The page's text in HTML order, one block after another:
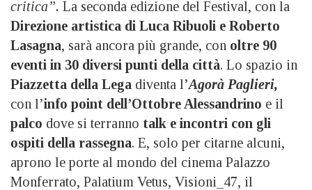
critica”. La seconda edizione del Festival, con la
Direzione artistica di Luca Ribuoli e Roberto
Lasagna, sarà ancora più grande, con oltre 90
eventi in 30 diversi punti della città. Lo spazio in
Piazzetta della Lega diventa l’Agorà Paglieri,
con l’info point dell’Ottobre Alessandrino e il
palco dove si terranno talk e incontri con gli
ospiti della rassegna. E, solo per citarne alcuni,
aprono le porte al mondo del cinema Palazzo
Monferrato, Palatium Vetus, Visioni_47, il